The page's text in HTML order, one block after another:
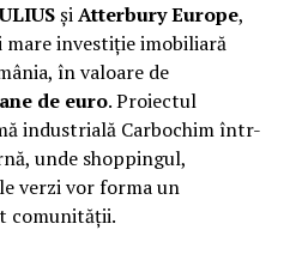
șiAtterbury Europe,
investiție imobiliară
în valoare de
de euro. Proiectul
industrială Carbochim într-
unde shoppingul,
verzi vor forma un
comunității.